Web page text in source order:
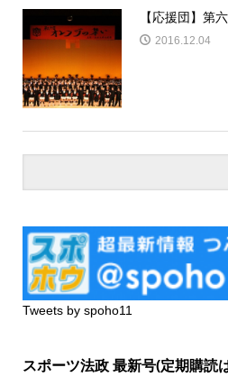
【応援団】第
2016.12.04
Tweets by spoho11
スポーツ法政 最新号(定期購読